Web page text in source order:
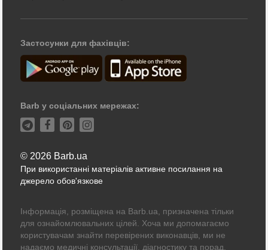
Застосунки для фахівців:
Barb у соціальних мережах:
© 2026 Barb.ua
При використанні матеріалів активне посилання на
джерело обов'язкове
Інформація, розміщена на Barb.ua, призначена тільки
для ознайомлювальних цілей. Хоча ми допомагаємо
користувачам знайти перевірених виконавців, ми не
надаємо медичні консультації, діагностику та порад.